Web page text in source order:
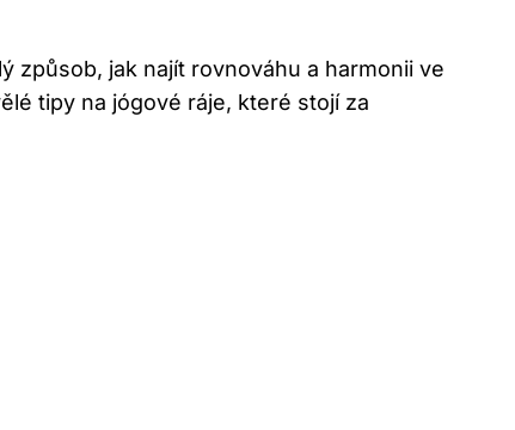
způsob, jak najít rovnováhu a harmonii ve
tipy na jógové ráje, které stojí za